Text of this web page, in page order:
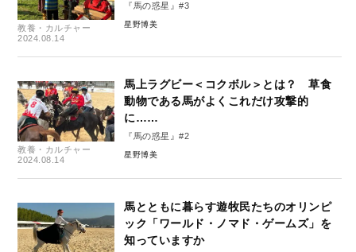
教養・カルチャー
2024.08.14
『馬の惑星』#3
星野博美
教養・カルチャー
2024.08.14
馬上ラグビー＜コクボル＞とは？ 草食
動物である馬がよくこれだけ攻撃的
に……
『馬の惑星』#2
星野博美
馬とともに暮らす遊牧民たちのオリンピ
ック「ワールド・ノマド・ゲームズ」を
知っていますか